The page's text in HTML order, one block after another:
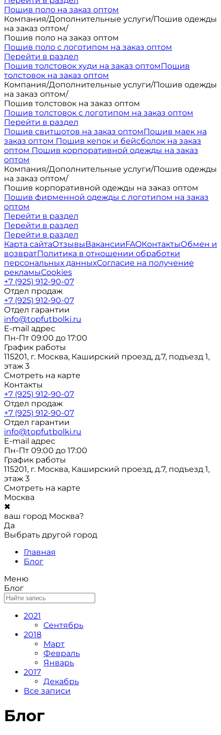
Пошив поло на заказ оптом
Компания/Дополнительные услуги/Пошив одежды
на заказ оптом/
Пошив поло на заказ оптом
Пошив поло с логотипом на заказ оптом
Перейти в раздел
Пошив толстовок худи на заказ оптомПошив
толстовок на заказ оптом
Компания/Дополнительные услуги/Пошив одежды
на заказ оптом/
Пошив толстовок на заказ оптом
Пошив толстовок с логотипом на заказ оптом
Перейти в раздел
Пошив свитшотов на заказ оптомПошив маек на
заказ оптом Пошив кепок и бейсболок на заказ
оптом Пошив корпоративной одежды на заказ
оптом
Компания/Дополнительные услуги/Пошив одежды
на заказ оптом/
Пошив корпоративной одежды на заказ оптом
Пошив фирменной одежды с логотипом на заказ
оптом
Перейти в раздел
Перейти в раздел
Перейти в раздел
Карта сайтаОтзывыВакансииFAQКонтактыОбмен и
возвратПолитика в отношении обработки
персональных данныхСогласие на получение
рекламыCookies
+7 (925) 912-90-07
Отдел продаж
+7 (925) 912-90-07
Отдел гарантии
info@topfutbolki.ru
E-mail адрес
Пн-Пт 09:00 до 17:00
График работы
115201, г. Москва, Каширский проезд, д.7, подъезд 1,
этаж 3
Смотреть на карте
Контакты
+7 (925) 912-90-07
Отдел продаж
+7 (925) 912-90-07
Отдел гарантии
info@topfutbolki.ru
E-mail адрес
Пн-Пт 09:00 до 17:00
График работы
115201, г. Москва, Каширский проезд, д.7, подъезд 1,
этаж 3
Смотреть на карте
Москва
✖
ваш город Москва?
Да
Выбрать другой город
Главная
Блог
Меню
Блог
2021
Сентябрь
2018
Март
Февраль
Январь
2017
Декабрь
Все записи
Блог